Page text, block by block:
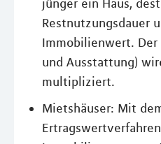
jünger ein Haus,
Restnutzungsdauer
Immobilienwert. Der
und Ausstattung)
multipliziert.
Mietshäuser: Mit